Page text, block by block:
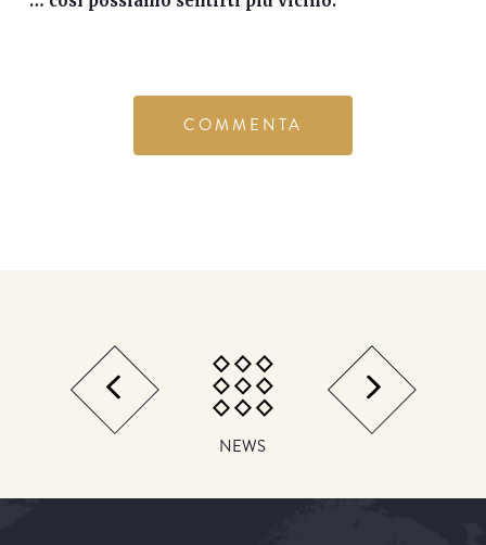
COMMENTA
NEWS